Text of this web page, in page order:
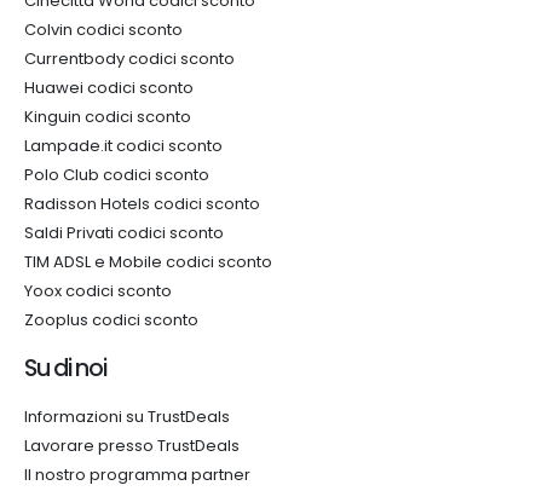
Colvin codici sconto
Currentbody codici sconto
Huawei codici sconto
Kinguin codici sconto
Lampade.it codici sconto
Polo Club codici sconto
Radisson Hotels codici sconto
Saldi Privati codici sconto
TIM ADSL e Mobile codici sconto
Yoox codici sconto
Zooplus codici sconto
Su di noi
Informazioni su TrustDeals
Lavorare presso TrustDeals
Il nostro programma partner